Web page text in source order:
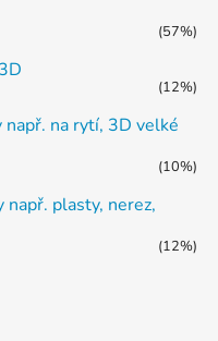
(57%)
(12%)
např. na rytí, 3D velké
(10%)
plasty, nerez,
(12%)